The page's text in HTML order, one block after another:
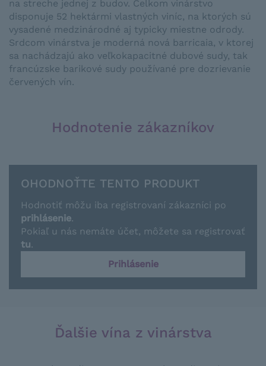
na streche jednej z budov. Celkom vinárstvo
disponuje 52 hektármi vlastných viníc, na ktorých sú
vysadené medzinárodné aj typicky miestne odrody.
Srdcom vinárstva je moderná nová barricaia, v ktorej
sa nachádzajú ako veľkokapacitné dubové sudy, tak
francúzske barikové sudy používané pre dozrievanie
červených vín.
Hodnotenie zákazníkov
OHODNOŤTE TENTO PRODUKT
Hodnotiť môžu iba registrovaní zákazníci po
prihlásenie.
Pokiaľ u nás nemáte účet, môžete sa registrovať
tu.
Prihlásenie
Ďalšie vína z vinárstva